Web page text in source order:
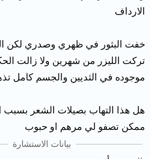
الارداف
خفت البثور في ظهري وصدري لكن
تركت الليزر من شهرين ولا زالت
موجوده في الثديين والجسم كامل
هل هذا التهاب بصيلات الشعر بسبب
ممكن تصفو لي مرهم او حبوب
بيانات الاستشارة